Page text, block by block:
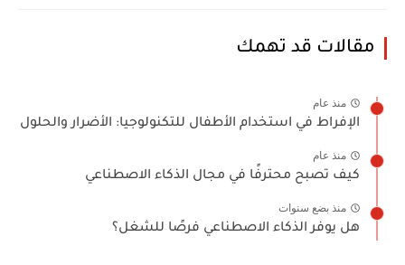
مقالات قد تهمك
منذ عام
الإفراط في استخدام الأطفال للتكنولوجيا: الأضرار والحلول
منذ عام
كيف تصبح محترفًا في مجال الذكاء الاصطناعي
منذ بضع سنوات
هل يوفر الذكاء الاصطناعي فرصًا للشغل؟